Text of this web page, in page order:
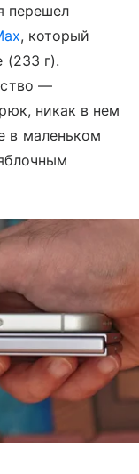
перешел
, который
(233 г).
—
никак в нем
в маленьком